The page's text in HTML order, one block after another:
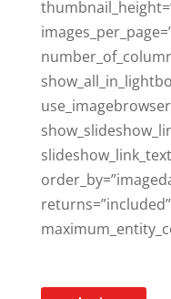
returns=”included”